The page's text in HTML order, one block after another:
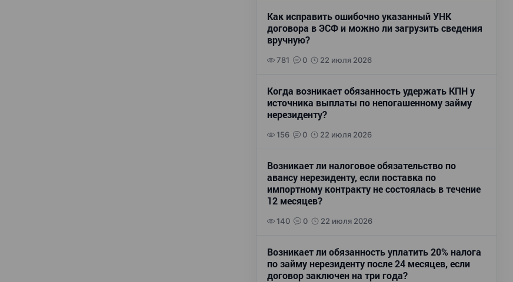
Как исправить ошибочно указанный УНК
договора в ЭСФ и можно ли загрузить сведения
вручную?
781 0 22 июля 2026
Когда возникает обязанность удержать КПН у
источника выплаты по непогашенному займу
нерезиденту?
156 0 22 июля 2026
Возникает ли налоговое обязательство по
авансу нерезиденту, если поставка по
импортному контракту не состоялась в течение
12 месяцев?
140 0 22 июля 2026
Возникает ли обязанность уплатить 20% налога
по займу нерезиденту после 24 месяцев, если
договор заключен на три года?